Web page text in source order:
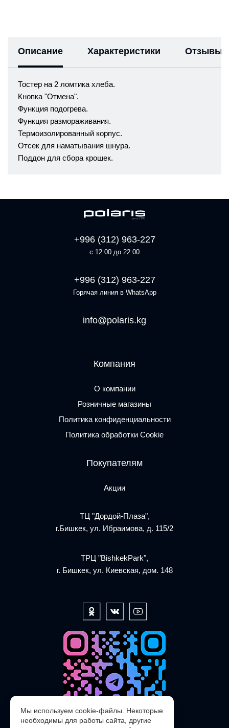
Описание Характеристики Отзывы
Тостер на 2 ломтика хлеба.
Кнопка "Отмена".
Функция подогрева.
Функция размораживания.
Термоизолированный корпус.
Отсек для наматывания шнура.
Поддон для сбора крошек.
+996 (312) 963-227
с 12:00 до 22:00
+996 (312) 963-227
Горячая линия в WhatsApp
info@polaris.kg
Компания
О компании
Розничные магазины
Политика конфиденциальности
Политика обработки Cookie
Покупателям
Акции
ТЦ "Дордой-Плаза",
г.Бишкек, ул. Ибраимова, д. 115/2
ТРЦ "BishkekPark",
г. Бишкек, ул. Киевская, дом. 148
Мы используем cookie-файлы. Некоторые
необходимы для работы сайта, другие